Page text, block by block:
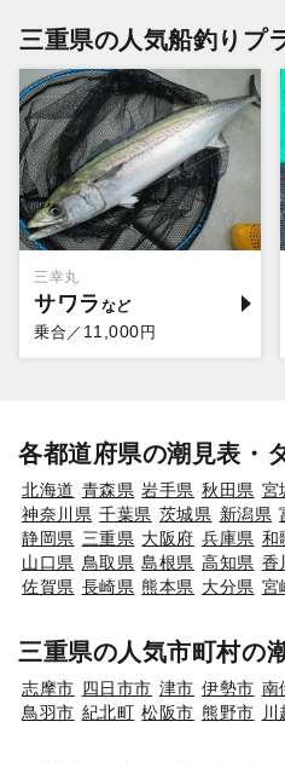
三重県の人気船釣りプ
三幸丸
サワラ
乗合／ 11,000円
各都道府県の潮見表・
北海道 青森県 岩手県 秋田県 宮
神奈川県 千葉県 茨城県 新潟県
静岡県 三重県 大阪府 兵庫県 和
山口県 鳥取県 島根県 高知県 香
佐賀県 長崎県 熊本県 大分県 宮
三重県の人気市町村の
志摩市 四日市市 津市 伊勢市 南
鳥羽市 紀北町 松阪市 熊野市 川